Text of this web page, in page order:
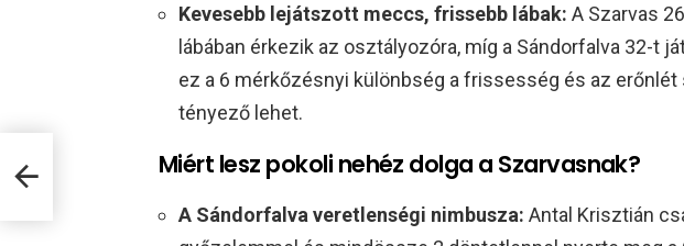
Kevesebb lejátszott meccs, frissebb lábak: A Szarvas
lábában érkezik az osztályozóra, míg a Sándorfalva 32-t
ez a 6 mérkőzésnyi különbség a frissesség és az
tényező lehet.
Miért lesz pokoli nehéz dolga a Szarvasnak?
A Sándorfalva veretlenségi nimbusza: Antal Krisztián